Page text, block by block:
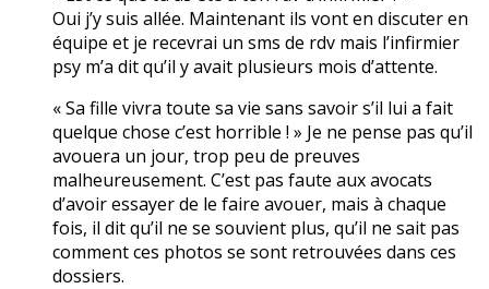
Oui j’y suis allée. Maintenant ils vont en discuter en
équipe et je recevrai un sms de rdv mais l’infirmier
psy m’a dit qu’il y avait plusieurs mois d’attente.
« Sa fille vivra toute sa vie sans savoir s’il lui a fait
quelque chose c’est horrible ! » Je ne pense pas qu’il
avouera un jour, trop peu de preuves
malheureusement. C’est pas faute aux avocats
d’avoir essayer de le faire avouer, mais à chaque
fois, il dit qu’il ne se souvient plus, qu’il ne sait pas
comment ces photos se sont retrouvées dans ces
dossiers.